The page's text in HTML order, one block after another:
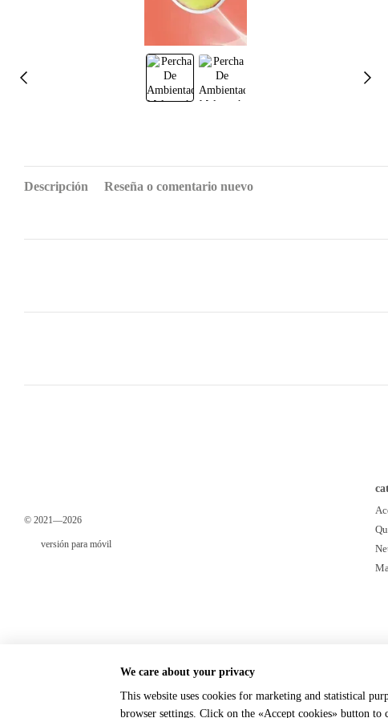
Descripción Reseña o comentario nuevo
© 2021—2026
versión para móvil
Online store built with Horoshop
We care about your privacy
This website uses cookies for marketing and statistical
browser settings. Click on the «Accept cookies» button to